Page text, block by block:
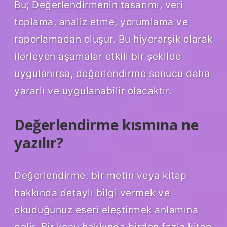
Bu; Değerlendirmenin tasarımı, veri
toplama, analiz etme, yorumlama ve
raporlamadan oluşur. Bu hiyerarşik olarak
ilerleyen aşamalar etkili bir şekilde
uygulanırsa, değerlendirme sonucu daha
yararlı ve uygulanabilir olacaktır.
Değerlendirme kısmına ne
yazılır?
Değerlendirme, bir metin veya kitap
hakkında detaylı bilgi vermek ve
okuduğunuz eseri eleştirmek anlamına